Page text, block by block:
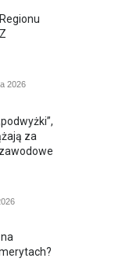
2026
za